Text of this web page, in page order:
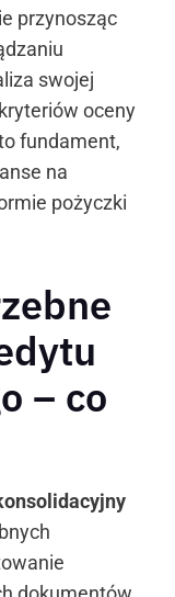
przynosząc
swojej
oceny
fundament,
na
pożyczki
– co